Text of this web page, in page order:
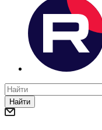
Найти